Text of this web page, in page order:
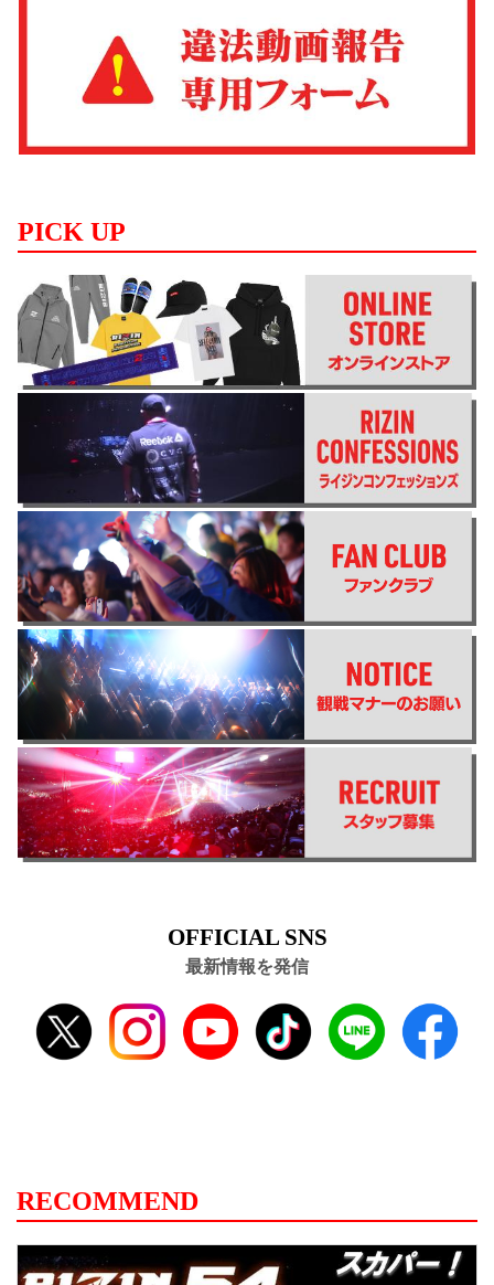
PICK UP
OFFICIAL SNS
最新情報を発信
RECOMMEND